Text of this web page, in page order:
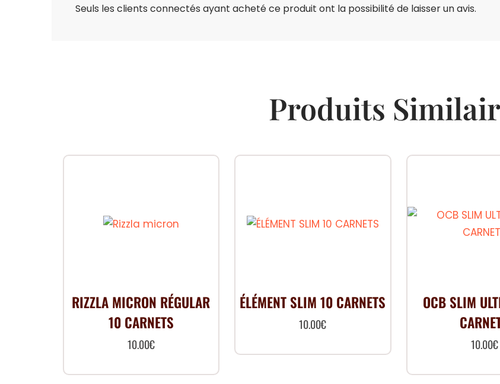
Seuls les clients connectés ayant acheté ce produit ont la possibilité de laisser un avis.
Produits
RIZZLA MICRON RÉGULAR
10 CARNETS
10.00€
ÉLÉMENT SLIM 10 CARNETS
10.00€
OCB SLIM
10.00€